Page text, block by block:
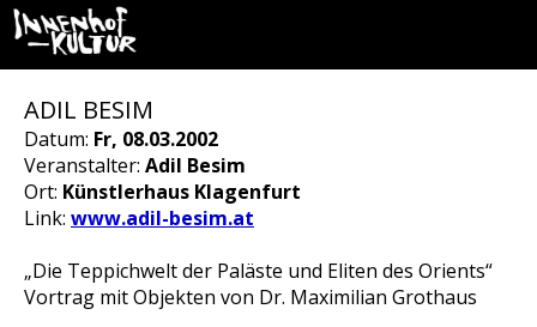
ADIL BESIM
Datum: Fr, 08.03.2002
Veranstalter: Adil Besim
Ort: Künstlerhaus Klagenfurt
Link: www.adil-besim.at
„Die Teppichwelt der Paläste und Eliten des Orients“
Vortrag mit Objekten von Dr. Maximilian Grothaus